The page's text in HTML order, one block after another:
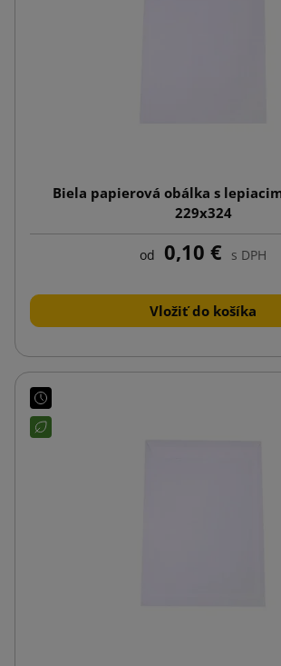
Biela papierová obálka s
229x324
od 0,10 € s DPH
Vložiť do košíka